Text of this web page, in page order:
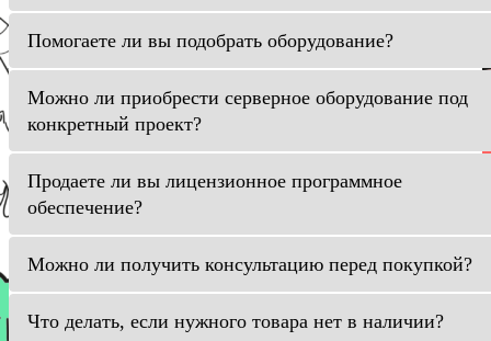
Помогаете ли вы подобрать оборудование?
Можно ли приобрести серверное оборудование под
конкретный проект?
Продаете ли вы лицензионное программное
обеспечение?
Можно ли получить консультацию перед покупкой?
Что делать, если нужного товара нет в наличии?